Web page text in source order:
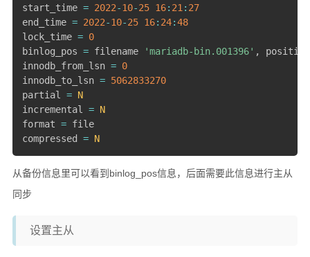
start_time = 2022-10-25 16: 21: 27
end_time = 2022-10-25 16: 24:48
lock_time = 0
binlog_pos = filename 'mariadb-bin.001396' ,
innodb_from_lsn = 0
innodb_to_lsn = 5062833270
partial = N
incremental = N
format = file
compressed = N
从备份信息里可以看到binlog_pos信息，后面需要此信息进行主从
同步
设置主从